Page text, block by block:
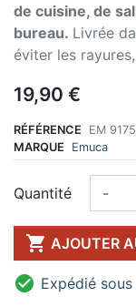
de cuisine, de
bureau. Livrée
éviter les
19,90 €
RÉFÉRENCE EM
MARQUE
Emuca
Quantité -
 AJOUTER
 Expédié